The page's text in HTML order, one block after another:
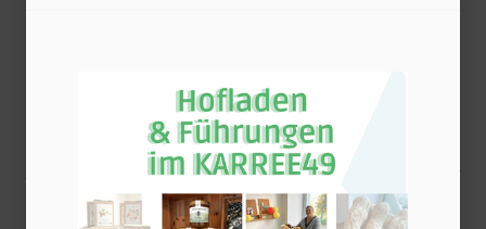
Die Grüne Oase dienst dazu die
SonnenbergerInnen Jahr für Jahr zu
aktivieren den Stadtteil schöner und grüner
selbst mit zu gestalten.